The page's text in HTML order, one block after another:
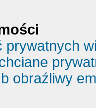
prywatnych
obraźliwy